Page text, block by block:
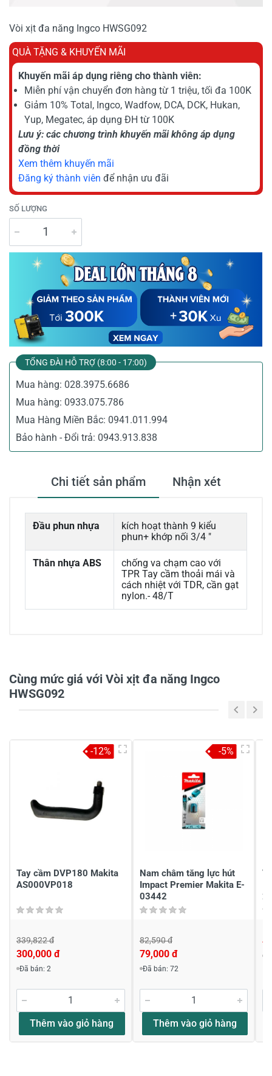
Vòi xịt đa năng Ingco HWSG092
QUÀ TẶNG & KHUYẾN MÃI
Khuyến mãi áp dụng riêng cho thành viên:
Miễn phí vận chuyển đơn hàng từ 1 triệu, tối đa 100K
Giảm 10% Total, Ingco, Wadfow, DCA, DCK, Hukan,
Yup, Megatec, áp dụng ĐH từ 100K
Lưu ý: các chương trình khuyến mãi không áp dụng
đồng thời
Xem thêm khuyến mãi
Đăng ký thành viên để nhận ưu đãi
SỐ LƯỢNG
TỔNG ĐÀI HỖ TRỢ (8:00 - 17:00)
Mua hàng: 028.3975.6686
Mua hàng: 0933.075.786
Mua Hàng Miền Bắc: 0941.011.994
Bảo hành - Đổi trả: 0943.913.838
Chi tiết sản phẩm Nhận xét
Đầu phun nhựa
kích hoạt thành 9 kiểu
phun+ khớp nối 3/4 "
Thân nhựa ABS
chống va chạm cao với
TPR Tay cầm thoải mái và
cách nhiệt với TDR, cần gạt
nylon.- 48/T
-
-
Viết nhận xét về sản phẩm
Đánh giá sao
Cùng mức giá với Vòi xịt đa năng Ingco
HWSG092
Tay cầm DVP180 Makita
AS000VP018
339,822 đ
300,000 đ
Đã bán: 2
Thêm vào giỏ hàng
-12%
Nam châm tăng lực hút
Impact Premier Makita E-
03442
82,590 đ
79,000 đ
Đã bán: 72
Thêm vào giỏ hàng
-5%